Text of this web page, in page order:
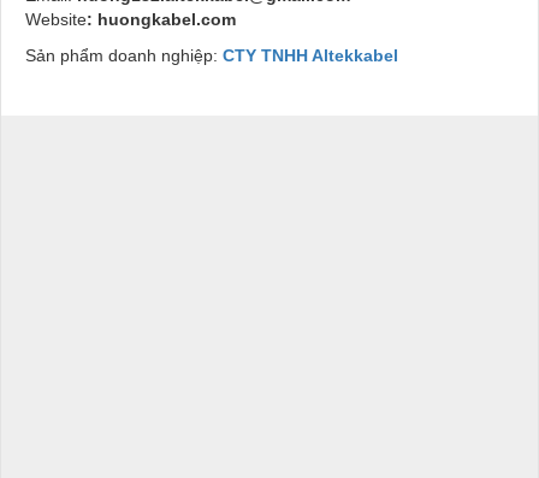
Website: huongkabel.com
Sản phẩm doanh nghiệp: CTY TNHH Altekkabel